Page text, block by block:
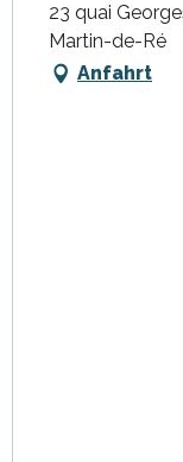
23 quai
Martin-de-Ré
Anfahrt